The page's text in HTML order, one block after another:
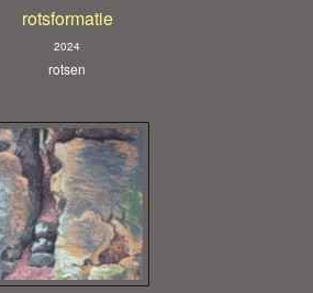
rotsformatie
2024
rotsen